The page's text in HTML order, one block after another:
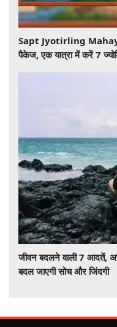
Sapt Jyotirling
पैकेज, एक यात्रा में करें 7
जीवन बदलने वाली 7 आदतें,
बदल जाएगी सोच और जिंदगी